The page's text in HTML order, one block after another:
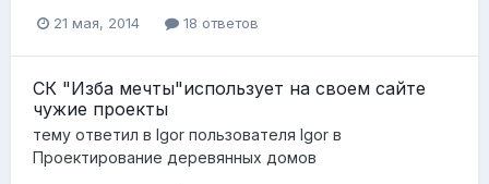
21 мая, 2014 18 ответов
СК "Изба мечты"использует на своем сайте
чужие проекты
тему ответил в Igor пользователя Igor в
Проектирование деревянных домов